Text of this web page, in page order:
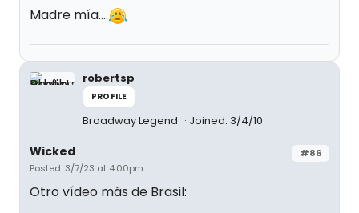
Madre mía....
robertsp
PROFILE
Broadway Legend Joined: 3/4/10
#86
Wicked
Posted: 3/7/23 at 4:00pm
Otro vídeo más de Brasil: